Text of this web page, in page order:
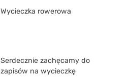
Wycieczka rowerowa
Serdecznie zachęcamy do
zapisów na wycieczkę